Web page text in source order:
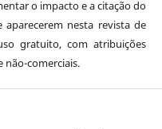
o impacto e a citação do
nesta revista de
gratuito, com atribuições
não-comerciais.